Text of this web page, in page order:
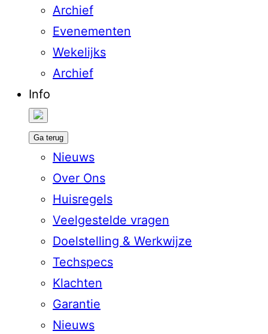
Archief
Evenementen
Wekelijks
Archief
Info
Ga terug
Nieuws
Over Ons
Huisregels
Veelgestelde vragen
Doelstelling & Werkwijze
Techspecs
Klachten
Garantie
Nieuws